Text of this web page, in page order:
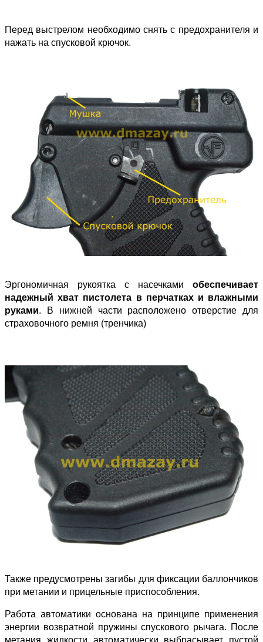
Перед выстрелом необходимо снять с предохранителя и
нажать на спусковой крючок.
Эргономичная рукоятка с насечками обеспечивает
надежный хват пистолета в перчатках и влажными
руками. В нижней части расположено отверстие для
страховочного ремня (тренчика)
Также предусмотрены загибы для фиксации баллончиков
при метании и прицельные приспособления.
Работа автоматики основана на принципе применения
энергии возвратной пружины спускового рычага. После
метания жидкости автоматически выбрасывает пустой